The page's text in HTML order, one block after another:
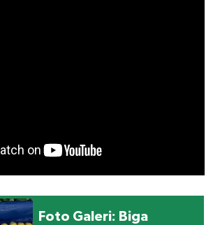
Foto Galeri: Biga